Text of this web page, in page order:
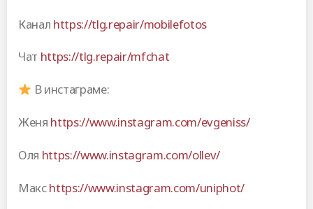
Канал https://tlg.repair/mobilefotos
Чат https://tlg.repair/mfchat
В инстаграме:
Женя https://www.instagram.com/evgeniss/
Оля https://www.instagram.com/ollev/
Максhttps://www.instagram.com/uniphot/